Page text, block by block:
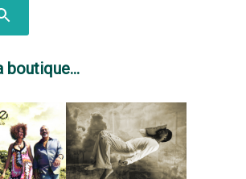
boutique...